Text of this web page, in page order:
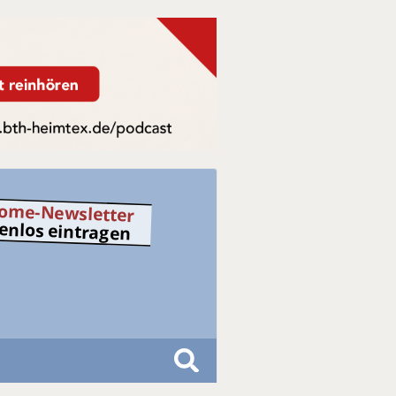
Newsletter
eintragen
S